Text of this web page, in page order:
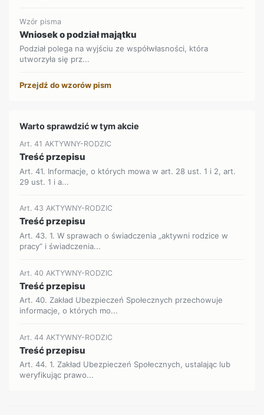
Wzór pisma
Wniosek o podział majątku
Podział polega na wyjściu ze współwłasności, która
utworzyła się prz...
Przejdź do wzorów pism
Warto sprawdzić w tym akcie
Art. 41 AKTYWNY-RODZIC
Treść przepisu
Art. 41. Informacje, o których mowa w art. 28 ust. 1 i 2, art.
29 ust. 1 i a...
Art. 43 AKTYWNY-RODZIC
Treść przepisu
Art. 43. 1. W sprawach o świadczenia „aktywni rodzice w
pracy” i świadczenia...
Art. 40 AKTYWNY-RODZIC
Treść przepisu
Art. 40. Zakład Ubezpieczeń Społecznych przechowuje
informacje, o których mo...
Art. 44 AKTYWNY-RODZIC
Treść przepisu
Art. 44. 1. Zakład Ubezpieczeń Społecznych, ustalając lub
weryfikując prawo...